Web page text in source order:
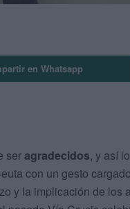
en Whatsapp
seragradecidos, y así
con un gesto
y la implicación de los